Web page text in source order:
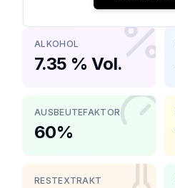
ALKOHOL
7.35 % Vol.
AUSBEUTEFAKTOR
60%
RESTEXTRAKT